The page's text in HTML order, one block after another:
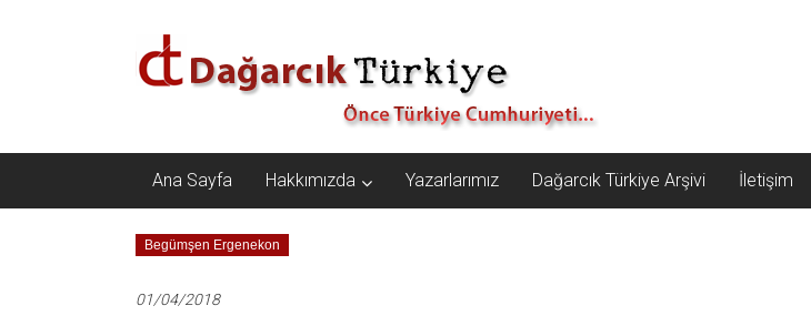
Dağarcık
Türkiye
Türkiye
Cumhuriyeti…
Ana Sayfa Hakkımızda Yazarlarımız Dağarcık Türkiye Arşivi İletişim
Begümşen Ergenekon
01/04/2018